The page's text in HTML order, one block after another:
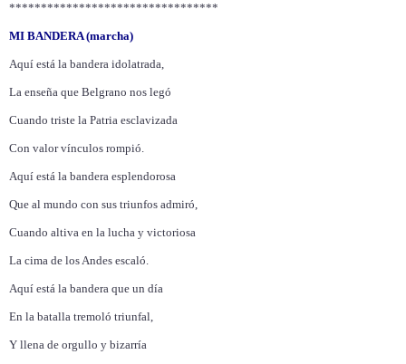
*********************************
MI BANDERA (marcha)
Aquí está la bandera idolatrada,
La enseña que Belgrano nos legó
Cuando triste la Patria esclavizada
Con valor vínculos rompió.
Aquí está la bandera esplendorosa
Que al mundo con sus triunfos admiró,
Cuando altiva en la lucha y victoriosa
La cima de los Andes escaló.
Aquí está la bandera que un día
En la batalla tremoló triunfal,
Y llena de orgullo y bizarría